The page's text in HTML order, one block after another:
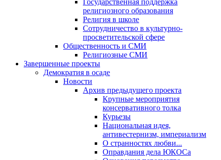
Государственная поддержка
религиозного образования
Религия в школе
Сотрудничество в культурно-
просветительской сфере
Общественность и СМИ
Религиозные СМИ
Завершенные проекты
Демократия в осаде
Новости
Архив предыдущего проекта
Крупные мероприятия
консервативного толка
Курьезы
Национальная идея,
антивестернизм, империализм
О странностях любви...
Оправдания дела ЮКОСа